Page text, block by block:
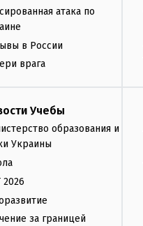
атака по
в России
врага
Учебы
образования и
Украины
за границей